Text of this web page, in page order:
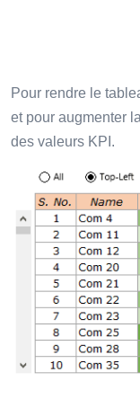
Pour rendre le
et pour augmenter
des valeurs KPI.